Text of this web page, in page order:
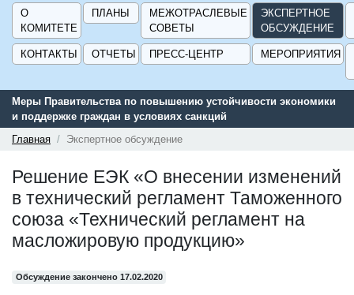
О
КОМИТЕТЕ
ПЛАНЫ
МЕЖОТРАСЛЕВЫЕ
СОВЕТЫ
ЭКСПЕРТНОЕ
ОБСУЖДЕНИЕ
КОНТАКТЫ ОТЧЕТЫ ПРЕСС-ЦЕНТР МЕРОПРИЯТИЯ
Меры Правительства по повышению устойчивости экономики
и поддержке граждан в условиях санкций
Главная
Экспертное обсуждение
Решение ЕЭК «О внесении изменений
в технический регламент Таможенного
союза «Технический регламент на
масложировую продукцию»
Обсуждение закончено 17.02.2020